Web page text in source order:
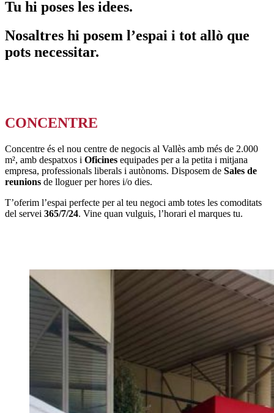
Tu hi poses les idees.
Nosaltres hi posem l’espai i tot allò que
pots necessitar.
CONCENTRE
Concentre és el nou centre de negocis al Vallès amb més de 2.000
m², amb despatxos i Oficines equipades per a la petita i mitjana
empresa, professionals liberals i autònoms. Disposem de Sales de
reunions de lloguer per hores i/o dies.
T’oferim l’espai perfecte per al teu negoci amb totes les comoditats
del servei 365/7/24. Vine quan vulguis, l’horari el marques tu.